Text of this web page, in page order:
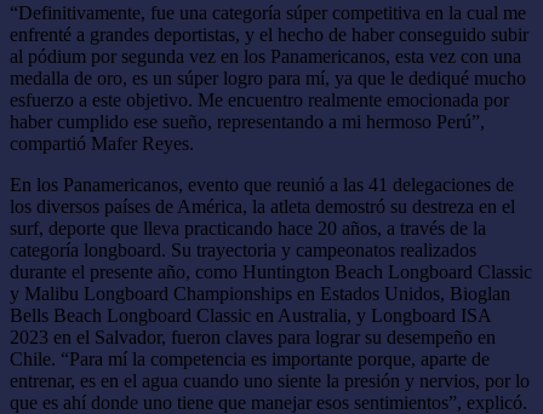
“Definitivamente, fue una categoría súper competitiva en la cual me
enfrenté a grandes deportistas, y el hecho de haber conseguido subir
al pódium por segunda vez en los Panamericanos, esta vez con una
medalla de oro, es un súper logro para mí, ya que le dediqué mucho
esfuerzo a este objetivo. Me encuentro realmente emocionada por
haber cumplido ese sueño, representando a mi hermoso Perú”,
compartió Mafer Reyes.
En los Panamericanos, evento que reunió a las 41 delegaciones de
los diversos países de América, la atleta demostró su destreza en el
surf, deporte que lleva practicando hace 20 años, a través de la
categoría longboard. Su trayectoria y campeonatos realizados
durante el presente año, como Huntington Beach Longboard Classic
y Malibu Longboard Championships en Estados Unidos, Bioglan
Bells Beach Longboard Classic en Australia, y Longboard ISA
2023 en el Salvador, fueron claves para lograr su desempeño en
Chile. “Para mí la competencia es importante porque, aparte de
entrenar, es en el agua cuando uno siente la presión y nervios, por lo
que es ahí donde uno tiene que manejar esos sentimientos”, explicó.